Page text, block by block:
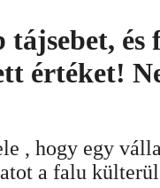
és
értéket!
, hogy egy
a falu